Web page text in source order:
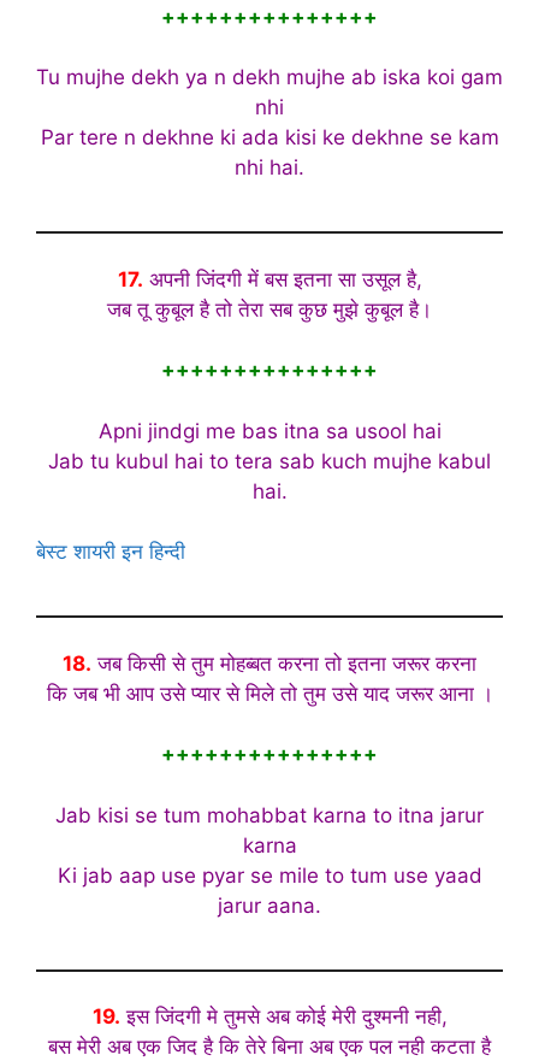
+++++++++++++++
Tu mujhe dekh ya n dekh mujhe ab iska koi gam
nhi
Par tere n dekhne ki ada kisi ke dekhne se kam
nhi hai.
17. अपनी जिंदगी में बस इतना सा उसूल है,
जब तू कुबूल है तो तेरा सब कुछ मुझे कुबूल है।
+++++++++++++++
Apni jindgi me bas itna sa usool hai
Jab tu kubul hai to tera sab kuch mujhe kabul
hai.
बेस्ट शायरी इन हिन्दी
18. जब किसी से तुम मोहब्बत करना तो इतना जरूर करना
कि जब भी आप उसे प्यार से मिले तो तुम उसे याद जरूर आना ।
+++++++++++++++
Jab kisi se tum mohabbat karna to itna jarur
karna
Ki jab aap use pyar se mile to tum use yaad
jarur aana.
19. इस जिंदगी मे तुमसे अब कोई मेरी दुश्मनी नही,
बस मेरी अब एक जिद है कि तेरे बिना अब एक पल नही कटता है